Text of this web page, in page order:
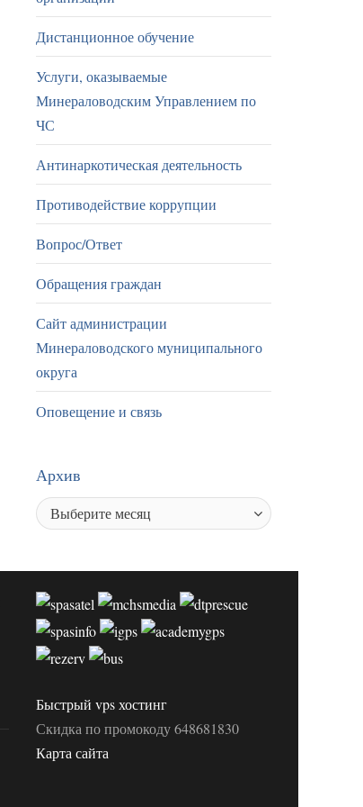
Дистанционное обучение
Услуги, оказываемые
Минераловодским Управлением по
ЧС
Антинаркотическая деятельность
Противодействие коррупции
Вопрос/Ответ
Обращения граждан
Сайт администрации
Минераловодского муниципального
округа
Оповещение и связь
Архив
Быстрый vps хостинг
Скидка по промокоду 648681830
Карта сайта